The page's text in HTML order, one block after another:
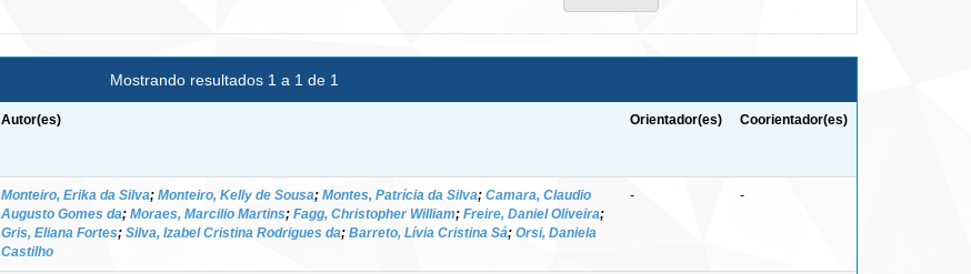
Mostrando resultados 1 a 1 de 1
Autor(es) Orientador(es) Coorientador(es)
Monteiro, Erika da Silva; Monteiro, Kelly de Sousa; Montes, Patrícia da Silva; Camara, Claudio
Augusto Gomes da; Moraes, Marcilio Martins; Fagg, Christopher William; Freire, Daniel Oliveira;
Gris, Eliana Fortes; Silva, Izabel Cristina Rodrigues da; Barreto, Lívia Cristina Sá; Orsi, Daniela
Castilho
- -